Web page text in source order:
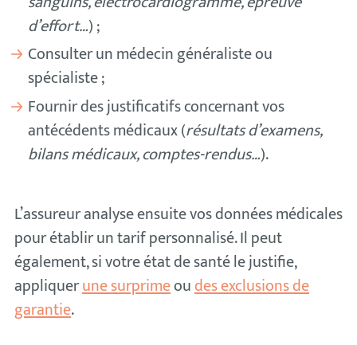
d’effort…) ;
Consulter un médecin généraliste ou
spécialiste ;
Fournir des justificatifs concernant vos
antécédents médicaux (résultats d’examens,
bilans médicaux, comptes-rendus…).
L’assureur analyse ensuite vos données médicales
pour établir un tarif personnalisé. Il peut
également, si votre état de santé le justifie,
appliquerune surprimeoudes exclusions de
garantie.